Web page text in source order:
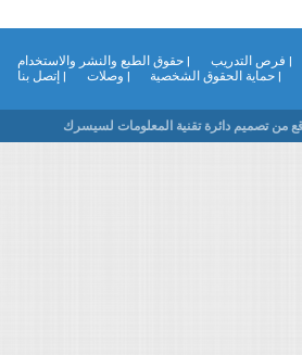
| فرص التدريب
| حقوق الطبع والنشر والاستخدام
| حماية الحقوق الشخصية
| وصلات | إتصل بنا